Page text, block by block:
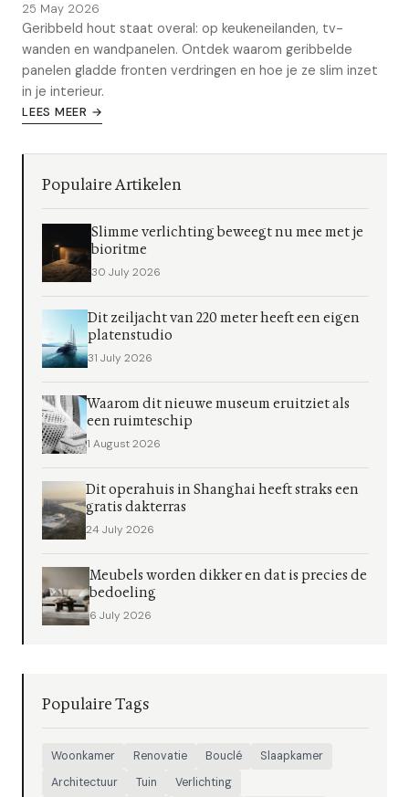
25 May 2026
Geribbeld hout staat overal: op keukeneilanden, tv-
wanden en wandpanelen. Ontdek waarom geribbelde
panelen gladde fronten verdringen en hoe je ze slim inzet
in je interieur.
LEES MEER →
Populaire Artikelen
Slimme verlichting beweegt nu mee met je
bioritme
30 July 2026
Dit zeiljacht van 220 meter heeft een eigen
platenstudio
31 July 2026
Waarom dit nieuwe museum eruitziet als
een ruimteschip
1 August 2026
Dit operahuis in Shanghai heeft straks een
gratis dakterras
24 July 2026
Meubels worden dikker en dat is precies de
bedoeling
6 July 2026
Populaire Tags
Woonkamer Renovatie Bouclé
Slaapkamer
Architectuur
Tuin
Verlichting